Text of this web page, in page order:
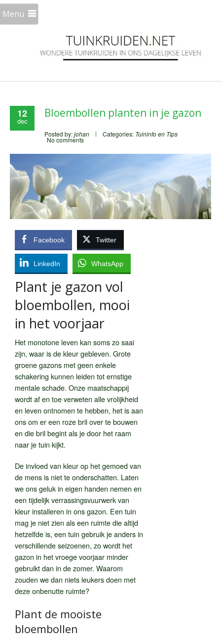
Menu
12
dec
Bloembollen planten in je gazon
Posted by:johan Categories: Tuininfo en Tips
No comments
Facebook Twitter
LinkedIn WhatsApp
Plant je gazon vol
bloembollen, mooi
in het voorjaar
Het monotone leven kan soms zo saai
zijn, waar is de kleur gebleven. Grote
groene gazons met geen enkele
schakering kunnen leiden tot ernstige
mentale schade. Onze maatschappij
wordt af en toe verweten alle vrolijkheid
en leven ontnomen te hebben, het is aan
ons om er een roze bril over te bouwen
en die bril begint als je door het raam
naar je tuin kijkt.
De invloed van kleur op het gemoed van
de mens is niet te onderschatten. Laten
we ons geluk in eigen handen nemen en
een tijdelijk verrassingsvuurwerk van
kleur installeren in ons gazon. Een tuin
mag je niet zien als een ruimte die altijd
hetzelfde is, een tuin gebruik je anders in
verschillende seizoenen, zo wordt het
gazon in het vroege voorjaar minder
gebruikt dan in de zomer. Waarom
zouden we dan niets leukers doen met
deze onbenutte ruimte?
Plant de mooiste
bloembollen